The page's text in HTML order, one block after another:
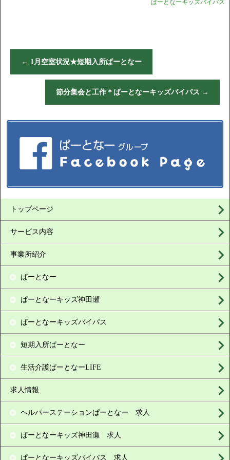
ぱーとなーキッズバイパス
← 1月空室状況★短期入所ぱーとなー
節分集会と工作＊ぱーとなーキッズバイパス →
トップページ
サービス内容
事業所紹介
ぱーとなー
ぱーとなーキッズ神田瀬
ぱーとなーキッズバイパス
短期入所ぱーとなー
生活介護ぱーとなーLIFE
求人情報
ヘルパーステーションぱーとなー 求人
ぱーとなーキッズ神田瀬 求人
ぱーとなーキッズバイパス 求人